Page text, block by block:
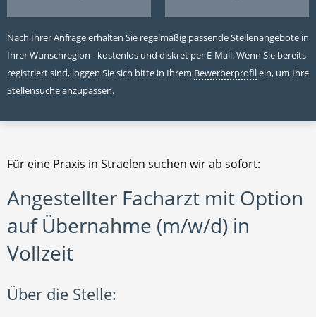
Nach Ihrer Anfrage erhalten Sie regelmäßig passende Stellenangebote in
Ihrer Wunschregion - kostenlos und diskret per E-Mail. Wenn Sie bereits
registriert sind, loggen Sie sich bitte in Ihrem Bewerberprofilein, um Ihre
Stellensuche anzupassen.
Für eine Praxis in Straelen suchen wir ab sofort:
Angestellter Facharzt mit Option
auf Übernahme (m/w/d) in
Vollzeit
Über die Stelle: